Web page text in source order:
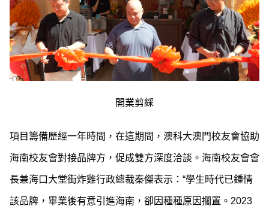
開業剪綵
項目籌備歷經一年時間，在這期間，澳科大澳門校友會協助
海南校友會對接品牌方，促成雙方深度洽談。 海南校友會會
長兼海口大堂街炸雞行政總裁秦傑表示：“學生時代已鍾情
該品牌，畢業後有意引進海南，卻因種種原因擱置。2023